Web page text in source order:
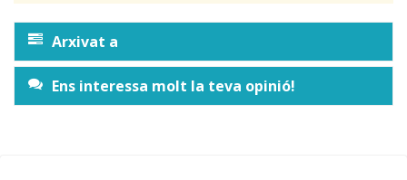
Arxivat a
Ens interessa molt la teva opinió!